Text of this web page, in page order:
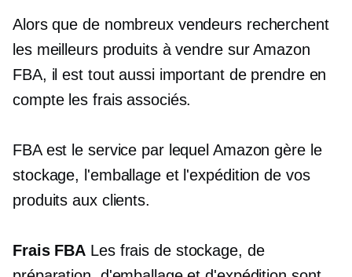
Alors que de nombreux vendeurs recherchent
les meilleurs produits à vendre sur Amazon
FBA, il est tout aussi important de prendre en
compte les frais associés.
FBA est le service par lequel Amazon gère le
stockage, l'emballage et l'expédition de vos
produits aux clients.
Frais FBA Les frais de stockage, de